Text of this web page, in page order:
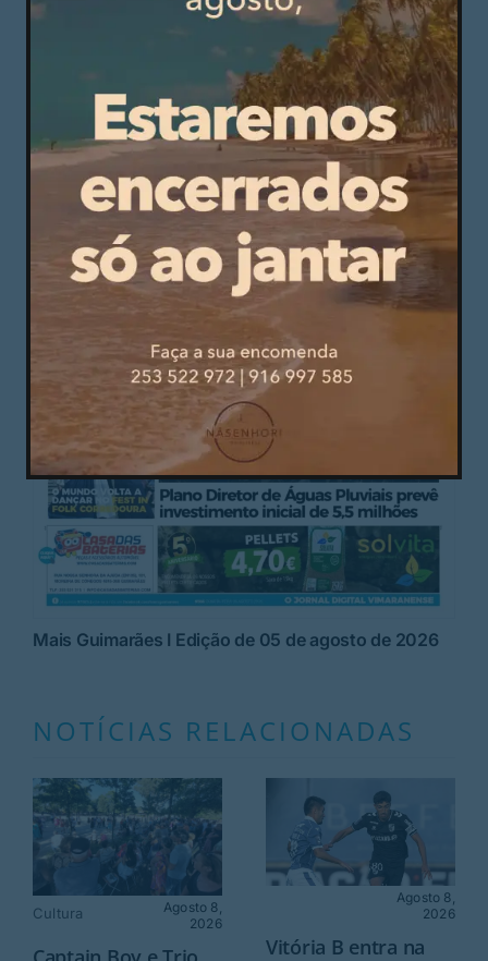
Mais Guimarães I Edição de 05 de agosto de 2026
NOTÍCIAS RELACIONADAS
Cultura
Agosto 8,
2026
Agosto 8,
2026
Vitória B entra na